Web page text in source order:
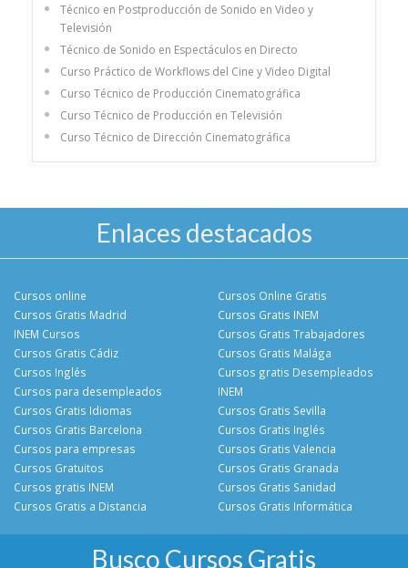
Técnico en Postproducción de Sonido en Video y
Televisión
Técnico de Sonido en Espectáculos en Directo
Curso Práctico de Workflows del Cine y Video Digital
Curso Técnico de Producción Cinematográfica
Curso Técnico de Producción en Televisión
Curso Técnico de Dirección Cinematográfica
Enlaces destacados
Cursos online
Cursos Gratis Madrid
INEM Cursos
Cursos Gratis Cádiz
Cursos Online Gratis
Cursos Gratis INEM
Cursos Gratis Trabajadores
Cursos Gratis Malága
Cursos Inglés
Cursos para desempleados
Cursos Gratis Idiomas
Cursos Gratis Barcelona
Cursos gratis Desempleados
INEM
Cursos Gratis Sevilla
Cursos Gratis Inglés
Cursos para empresas
Cursos Gratuitos
Cursos gratis INEM
Cursos Gratis a Distancia
Cursos Gratis Valencia
Cursos Gratis Granada
Cursos Gratis Sanidad
Cursos Gratis Informática
Busco Cursos Gratis